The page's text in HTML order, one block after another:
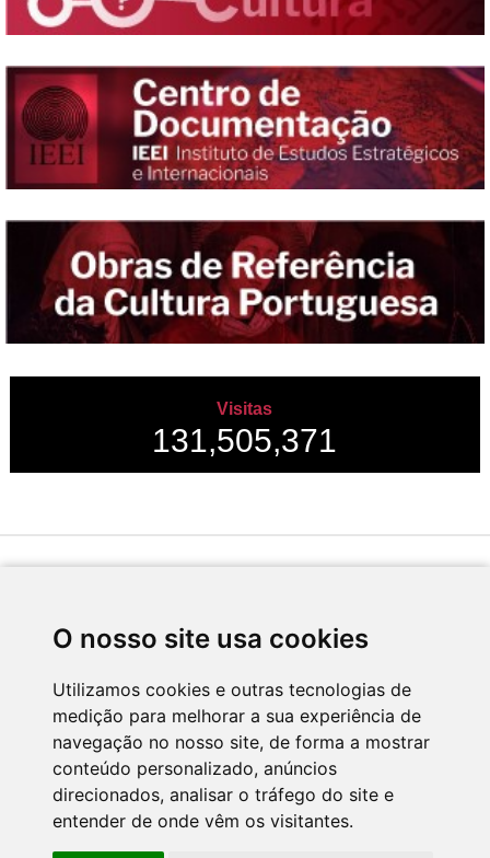
O nosso site usa cookies
Utilizamos cookies e outras tecnologias de
medição para melhorar a sua experiência de
navegação no nosso site, de forma a mostrar
conteúdo personalizado, anúncios
direcionados, analisar o tráfego do site e
entender de onde vêm os visitantes.
Visitas
131,505,371